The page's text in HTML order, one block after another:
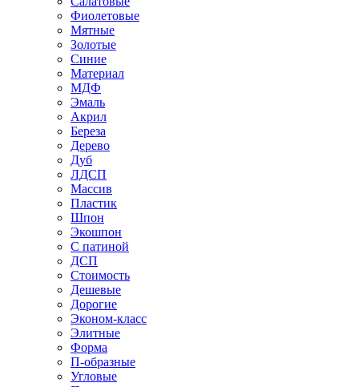
Фиолетовые
Мятные
Золотые
Синие
Материал
МДФ
Эмаль
Акрил
Береза
Дерево
Дуб
ЛДСП
Массив
Пластик
Шпон
Экошпон
С патиной
ДСП
Стоимость
Дешевые
Дорогие
Эконом-класс
Элитные
Форма
П-образные
Угловые